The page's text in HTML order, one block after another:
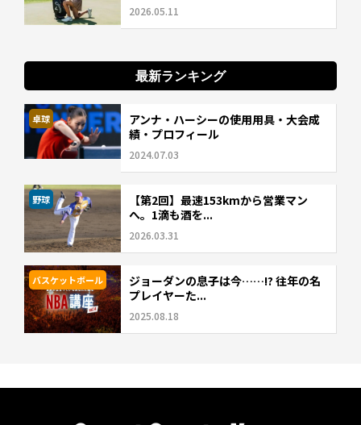
2026.05.11
最新ランキング
卓球
アンナ・ハーシーの使用用具・大会成
績・プロフィール
2024.07.03
野球
【第2回】最速153kmから営業マン
へ。1滴も酒を...
2026.03.31
バスケットボール
ジョーダンの息子は今……!? 往年の名
プレイヤーた...
2025.08.18